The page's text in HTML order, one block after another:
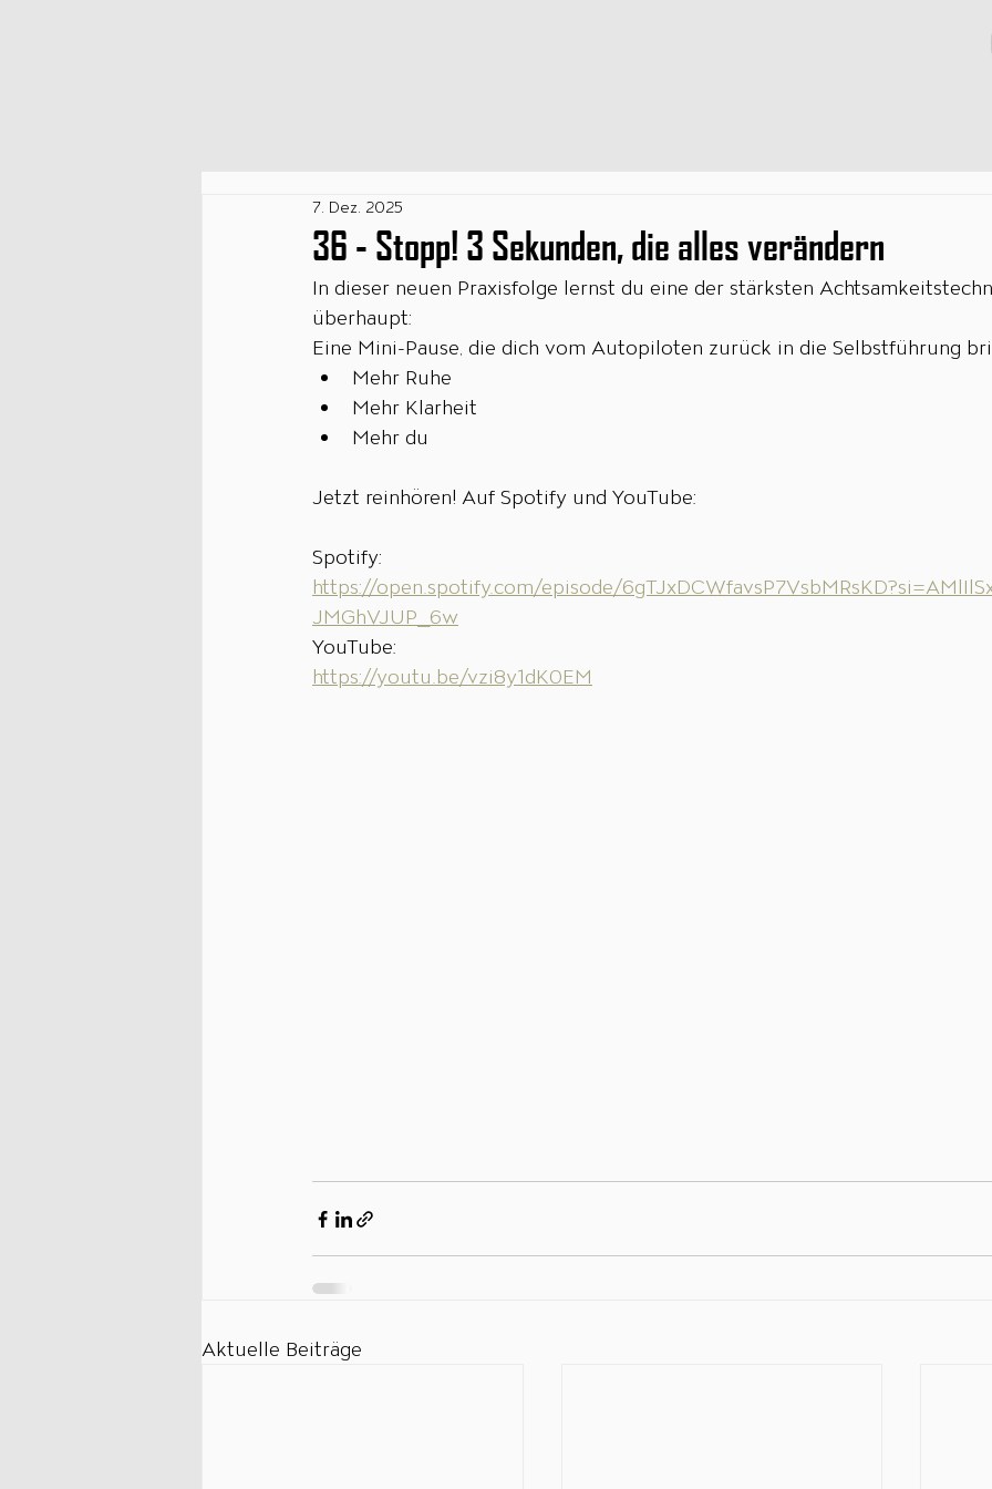
36 - Stopp! 3 Sekunden, die alles verändern
7. Dez. 2025
In dieser neuen Praxisfolge lernst du eine der stärksten
überhaupt:
Eine Mini-Pause, die dich vom Autopiloten zurück in die Selbstführung
Mehr Ruhe
Mehr Klarheit
Mehr du
Jetzt reinhören! Auf Spotify und YouTube:
Spotify:
https://open.spotify.com/episode/
JMGhVJUP_6w
YouTube:
https://youtu.be/vzi8y1dK0EM
Aktuelle Beiträge